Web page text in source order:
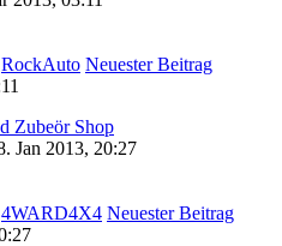
RockAuto Neuester Beitrag
Zubeör Shop
Jan 2013, 20:27
4WARD4X4 Neuester Beitrag